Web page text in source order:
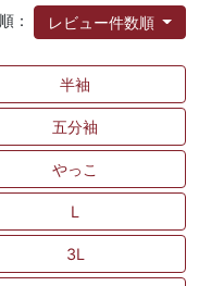
： レビュー件数順
半袖
五分袖
やっこ
L
3L